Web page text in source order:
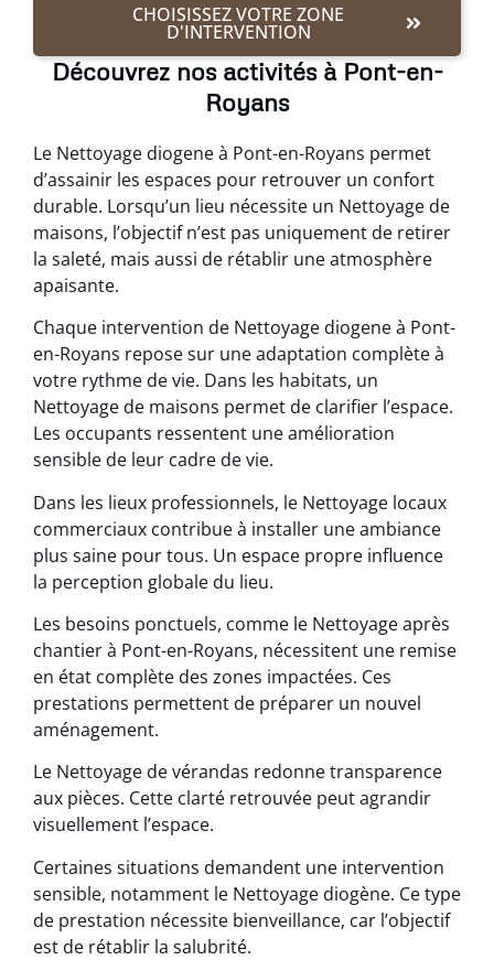
CHOISISSEZ VOTRE ZONE
D'INTERVENTION
Découvrez nos activités à Pont-en-
Royans
Le Nettoyage diogene à Pont-en-Royans permet
d’assainir les espaces pour retrouver un confort
durable. Lorsqu’un lieu nécessite un Nettoyage de
maisons, l’objectif n’est pas uniquement de retirer
la saleté, mais aussi de rétablir une atmosphère
apaisante.
Chaque intervention de Nettoyage diogene à Pont-
en-Royans repose sur une adaptation complète à
votre rythme de vie. Dans les habitats, un
Nettoyage de maisons permet de clarifier l’espace.
Les occupants ressentent une amélioration
sensible de leur cadre de vie.
Dans les lieux professionnels, le Nettoyage locaux
commerciaux contribue à installer une ambiance
plus saine pour tous. Un espace propre influence
la perception globale du lieu.
Les besoins ponctuels, comme le Nettoyage après
chantier à Pont-en-Royans, nécessitent une remise
en état complète des zones impactées. Ces
prestations permettent de préparer un nouvel
aménagement.
Le Nettoyage de vérandas redonne transparence
aux pièces. Cette clarté retrouvée peut agrandir
visuellement l’espace.
Certaines situations demandent une intervention
sensible, notamment le Nettoyage diogène. Ce type
de prestation nécessite bienveillance, car l’objectif
est de rétablir la salubrité.